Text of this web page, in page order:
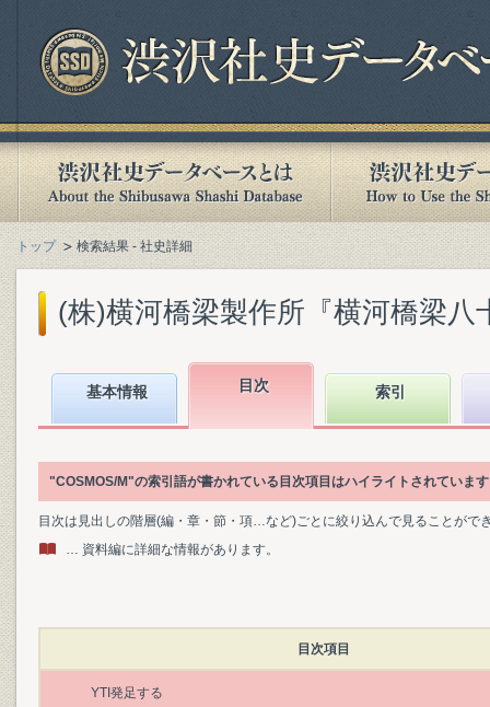
トップ 検索結果 - 社史詳細
(株)横河橋梁製作所『横河橋梁八
基本情報 目次 索引
"COSMOS/M"の索引語が書かれている目次項目はハイライトされていま
目次は見出しの階層(編・章・節・項…など)ごとに絞り込んで見ることがで
… 資料編に詳細な情報があります。
目次項目
YTI発足する